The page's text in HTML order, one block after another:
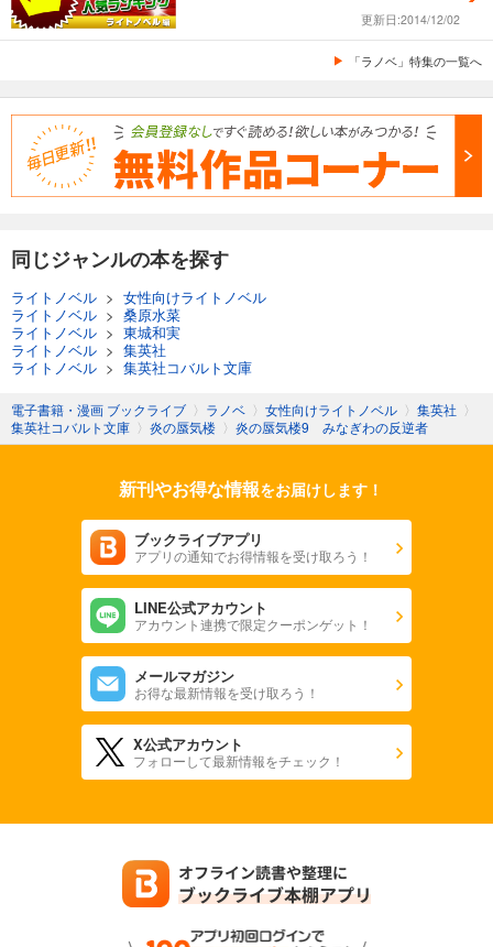
炎の蜃気楼 邂逅編 真皓き残響8 十六夜鏡
カート
試し読み
あらすじを表示する
炎の蜃気楼 邂逅編 真皓き残響9 仕返換生
あらすじを表示する
炎の蜃気楼 邂逅編 真皓き残響10 神隠地帯
528円 (税込)
試し読み
炎の蜃気楼 邂逅編 真皓き残響11 蘭陵魔王
528円 (税込)
あらすじを表示する
528円 (税込)
あらすじを表示する
更新日:2014/12/02
「ラノベ」特集の一覧へ
同じジャンルの本を探す
ライトノベル > 女性向けライトノベル
ライトノベル > 桑原水菜
ライトノベル > 東城和実
ライトノベル > 集英社
ライトノベル > 集英社コバルト文庫
電子書籍・漫画 ブックライブ 〉 ラノベ 〉 女性向けライトノベル 〉 集英社 〉
集英社コバルト文庫 〉 炎の蜃気楼 〉 炎の蜃気楼9 みなぎわの反逆者
新刊やお得な情報をお届けします！
ブックライブアプリ
アプリの通知でお得情報を受け取ろう！
LINE公式アカウント
アカウント連携で限定クーポンゲット！
メールマガジン
お得な最新情報を受け取ろう！
X公式アカウント
フォローして最新情報をチェック！